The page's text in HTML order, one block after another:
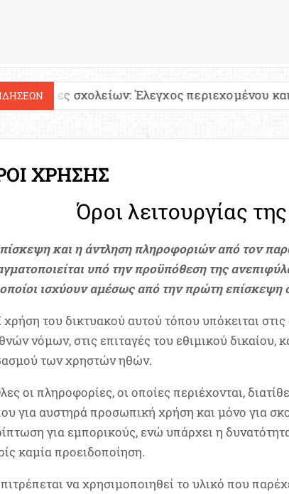
Έλεγχος περιεχομένου και
ΧΡΗΣΗΣ
Όροι λειτουργίας
και η άντληση πληροφοριών από τον
υπό την προϋπόθεση της
ισχύουν αμέσως από την πρώτη επίσκεψη
του δικτυακού αυτού τόπου υπόκειται
νόμων, στις επιταγές του εθιμικού
των χρηστών ηθών.
οι πληροφορίες, οι οποίες περιέχονται,
για αυστηρά προσωπική χρήση και μόνο για
για εμπορικούς, ενώ υπάρχει η
καμία προειδοποίηση.
να χρησιμοποιηθεί το υλικό που